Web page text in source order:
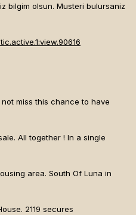
bilgim olsun. Musteri bulursaniz
miss this chance to have
All together ! In a single
area. South Of Luna in
2119 secures